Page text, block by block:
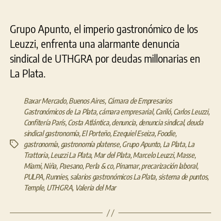
Grupo Apunto, el imperio gastronómico de los
Leuzzi, enfrenta una alarmante denuncia
sindical de UTHGRA por deudas millonarias en
La Plata.
Etiquetas
Baxar Mercado,Buenos Aires, Cámara de Empresarios
Gastronómicos de La Plata,cámara empresarial,Cariló,Carlos Leuzzi,
Confitería París,Costa Atlántica,denuncia, denuncia sindical,deuda
sindical gastronomía,El Porteño,Ezequiel Eseiza,Foodie,
gastronomía, gastronomía platense,Grupo Apunto, La Plata,La
Trattoria,Leuzzi La Plata, Mar del Plata,Marcelo Leuzzi,Masse,
Miami,Niña, Paesano,Perla & co,Pinamar,precarización laboral,
PULPA,Runnies, salarios gastronómicos La Plata, sistema de puntos,
Temple, UTHGRA, Valeria del Mar